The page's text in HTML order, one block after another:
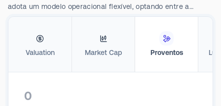
adota um modelo operacional flexível, optando entre a
importação ou a produção local de seus produtos no Brasil.
Brinquemolde Licenciamento concentra a produção industrial
do grupo , enquanto a Estrela Distribuidora é responsável
infantojuvenis através da Editora Estrela Cultural e na
Valuation Market Cap Proventos
0